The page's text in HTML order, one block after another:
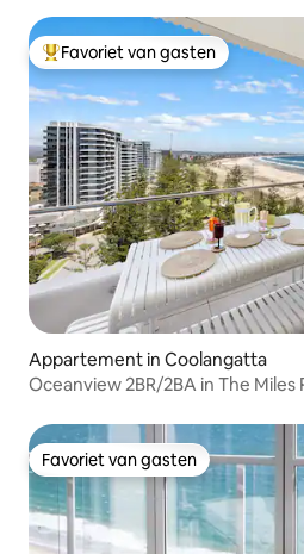
Topfavoriet van gasten
Favoriet van gasten
Appartement in Coolangatta
Oceanview 2BR/2BA in The Miles
Favoriet van gasten
Favoriet van gasten